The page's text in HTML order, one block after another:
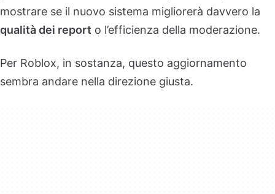
mostrare se il nuovo sistema migliorerà davvero la
qualità dei report o l’efficienza della moderazione.
Per Roblox, in sostanza, questo aggiornamento
sembra andare nella direzione giusta.